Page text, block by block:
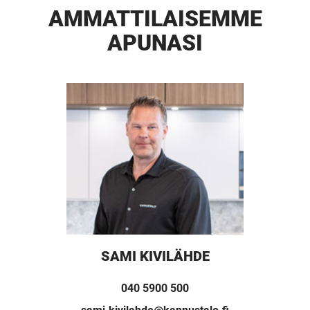
AMMATTI­LAISEMME
APUNASI
SAMI KIVILÄHDE
040 5900 500